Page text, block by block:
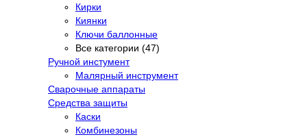
Кирки
Киянки
Ключи баллонные
Все категории (47)
Ручной инстумент
Малярный инструмент
Сварочные аппараты
Средства защиты
Каски
Комбинезоны